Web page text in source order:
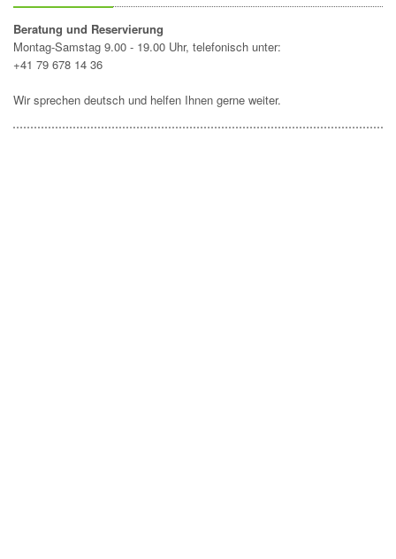
Beratung und Reservierung
Montag-Samstag 9.00 - 19.00 Uhr, telefonisch unter:
+41 79 678 14 36
Wir sprechen deutsch und helfen Ihnen gerne weiter.